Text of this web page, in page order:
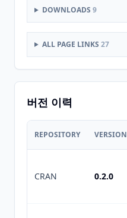
DOWNLOADS 9
ALL PAGE LINKS 27
버전 이력
REPOSITORY VERSION
CRAN 0.2.0